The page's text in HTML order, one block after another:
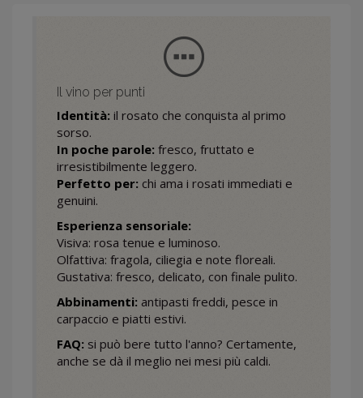
Il vino per punti
Identità: il rosato che conquista al primo
sorso.
In poche parole: fresco, fruttato e
irresistibilmente leggero.
Perfetto per: chi ama i rosati immediati e
genuini.
Esperienza sensoriale:
Visiva: rosa tenue e luminoso.
Olfattiva: fragola, ciliegia e note floreali.
Gustativa: fresco, delicato, con finale pulito.
Abbinamenti: antipasti freddi, pesce in
carpaccio e piatti estivi.
FAQ: si può bere tutto l'anno? Certamente,
anche se dà il meglio nei mesi più caldi.